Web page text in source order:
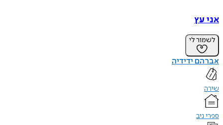
אני עץ
לשמור לי
אברהם ידידיה
שירה
ספרי ניב